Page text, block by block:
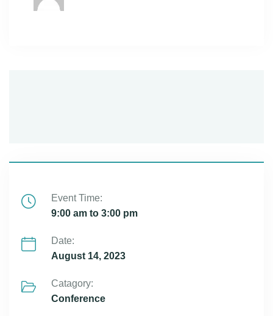
Event Time:
9:00 am to 3:00 pm
Date:
August 14, 2023
Catagory:
Conference